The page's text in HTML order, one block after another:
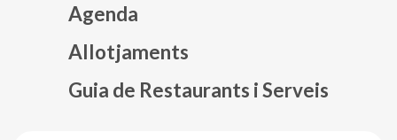
Agenda
Allotjaments
Guia de Restaurants i Serveis